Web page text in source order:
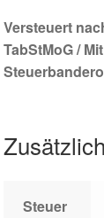
Versteuert
TabStMoG / Mit
Steuer